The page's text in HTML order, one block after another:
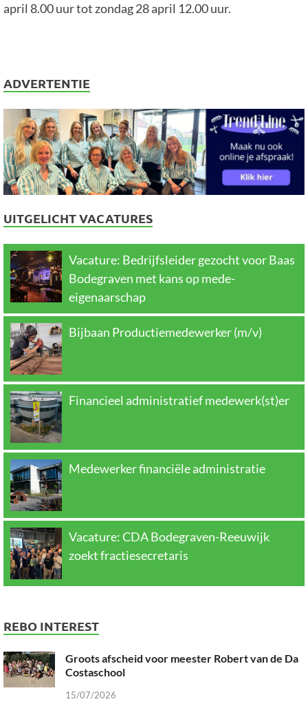
april 8.00 uur tot zondag 28 april 12.00 uur.
ADVERTENTIE
UITGELICHT VACATURES
Vacature: Bedrijfsleider gezocht voor Baas
Bodegraven met kans op mede-
eigenaarschap
Bijbaan Productiemedewerker (m/v)
Financieel administratief medewerk(st)er
Medewerker financiële administratie
Vacature: CDA Bodegraven-Reeuwijk
zoekt fractiesecretaris
REBO INTEREST
Groots afscheid voor meester Robert van de Da
Costaschool
15/07/2026